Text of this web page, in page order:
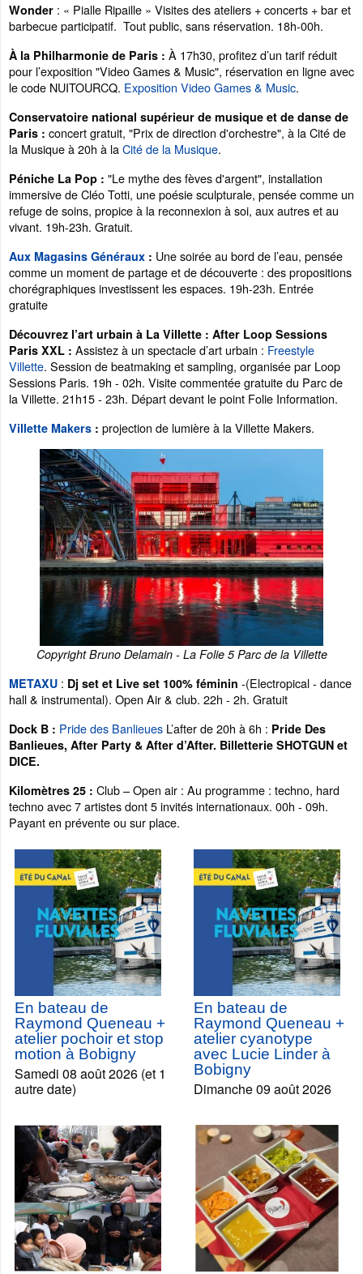
Wonder : « Pialle Ripaille » Visites des ateliers + concerts + bar et
barbecue participatif. Tout public, sans réservation. 18h-00h.
À la Philharmonie de Paris : À 17h30, profitez d’un tarif réduit
pour l’exposition "Video Games & Music", réservation en ligne avec
le code NUITOURCQ. Exposition Video Games & Music.
Conservatoire national supérieur de musique et de danse de
Paris : concert gratuit, "Prix de direction d'orchestre", à la Cité de
la Musique à 20h à laCité de la Musique.
Péniche La Pop : "Le mythe des fèves d'argent", installation
immersive de Cléo Totti, une poésie sculpturale, pensée comme un
refuge de soins, propice à la reconnexion à soi, aux autres et au
vivant. 19h-23h. Gratuit.
Aux Magasins Généraux : Une soirée au bord de l’eau, pensée
comme un moment de partage et de découverte : des propositions
chorégraphiques investissent les espaces. 19h-23h. Entrée
gratuite
Découvrez l’art urbain à La Villette : After Loop Sessions
Paris XXL : Assistez à un spectacle d’art urbain : Freestyle
Villette. Session de beatmaking et sampling, organisée par Loop
Sessions Paris. 19h - 02h. Visite commentée gratuite du Parc de
la Villette. 21h15 - 23h. Départ devant le point Folie Information.
Villette Makers : projection de lumière à la Villette Makers.
Copyright Bruno Delamain - La Folie 5 Parc de la Villette
METAXU : Dj set et Live set 100% féminin -(Electropical - dance
hall & instrumental). Open Air & club. 22h - 2h. Gratuit
Dock B : Pride des Banlieues L’after de 20h à 6h : Pride Des
Banlieues, After Party & After d’After. Billetterie SHOTGUN et
DICE.
Kilomètres 25 : Club – Open air : Au programme : techno, hard
techno avec 7 artistes dont 5 invités internationaux. 00h - 09h.
Payant en prévente ou sur place.
En bateau de
Raymond Queneau +
atelier pochoir et stop
motion à Bobigny
Samedi 08 août 2026 (et 1
autre date)
En bateau de
Raymond Queneau +
atelier cyanotype
avec Lucie Linder à
Bobigny
Dimanche 09 août 2026